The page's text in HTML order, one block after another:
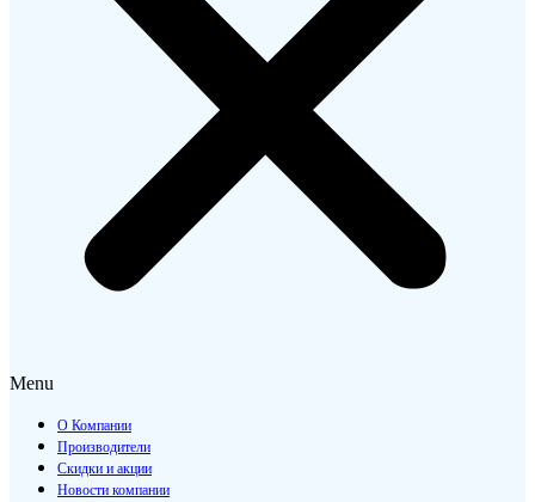
Menu
О Компании
Производители
Скидки и акции
Новости компании